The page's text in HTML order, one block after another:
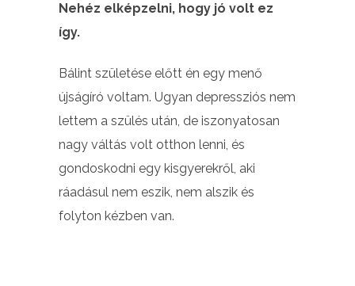
Nehéz elképzelni, hogy jó volt ez
így.
Bálint születése előtt én egy menő
újságíró voltam. Ugyan depressziós nem
lettem a szülés után, de iszonyatosan
nagy váltás volt otthon lenni, és
gondoskodni egy kisgyerekről, aki
ráadásul nem eszik, nem alszik és
folyton kézben van.